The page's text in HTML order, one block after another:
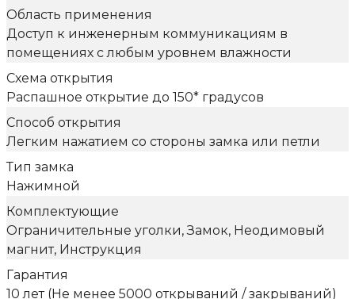
Область применения
Доступ к инженерным коммуникациям в
помещениях с любым уровнем влажности
Схема открытия
Распашное открытие до 150* градусов
Способ открытия
Легким нажатием со стороны замка или петли
Тип замка
Нажимной
Комплектующие
Ограничительные уголки, Замок, Неодимовый
магнит, Инструкция
Гарантия
10 лет (Не менее 5000 открываний / закрываний)